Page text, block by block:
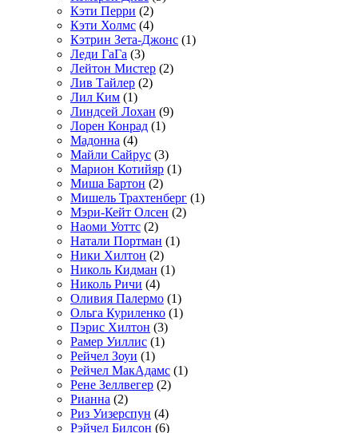
Кэти Перри (2)
Кэти Холмс (4)
Кэтрин Зета-Джонс (1)
Леди ГаГа (3)
Лейтон Мистер (2)
Лив Тайлер (2)
Лил Ким (1)
Линдсей Лохан (9)
Лорен Конрад (1)
Мадонна (4)
Майли Сайрус (3)
Марион Котийяр (1)
Миша Бартон (2)
Мишель Трахтенберг (1)
Мэри-Кейт Олсен (2)
Наоми Уоттс (2)
Натали Портман (1)
Ники Хилтон (2)
Николь Кидман (1)
Николь Ричи (4)
Оливия Палермо (1)
Ольга Куриленко (1)
Пэрис Хилтон (3)
Рамер Уиллис (1)
Рейчел Зоуи (1)
Рейчел МакАдамс (1)
Рене Зеллвегер (2)
Рианна (2)
Риз Уизерспун (4)
Рэйчел Билсон (6)